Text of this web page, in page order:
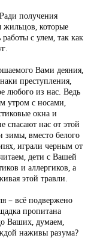
получения
которые
с улем, так как
Вами деяния,
преступления,
любого из нас. Ведь
утром с носами,
окна и
спасают нас от этой
вместо белого
играли черным от
дети с Вашей
и аллергиков, а
этой травли.
– всё подвержено
пропитана
Ваших, думаем,
наживы разума?